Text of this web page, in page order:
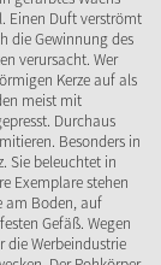
Einen Duft verströmt
die Gewinnung des
verursacht. Wer
Kerze auf als
meist mit
Durchaus
Besonders in
Sie beleuchtet in
Exemplare stehen
am Boden, auf
Gefäß. Wegen
die Werbeindustrie